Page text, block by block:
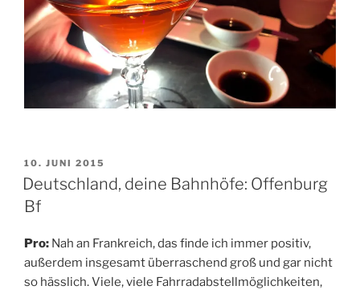
VERÖFFENTLICHT
AM
10. JUNI 2015
Deutschland, deine Bahnhöfe: Offenburg
Bf
Pro: Nah an Frankreich, das finde ich immer positiv,
außerdem insgesamt überraschend groß und gar nicht
so hässlich. Viele, viele Fahrradabstellmöglichkeiten,